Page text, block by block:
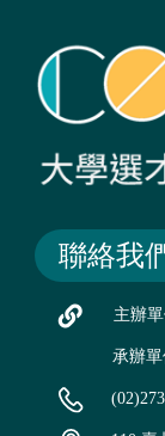
聯絡我
主辦
承辦